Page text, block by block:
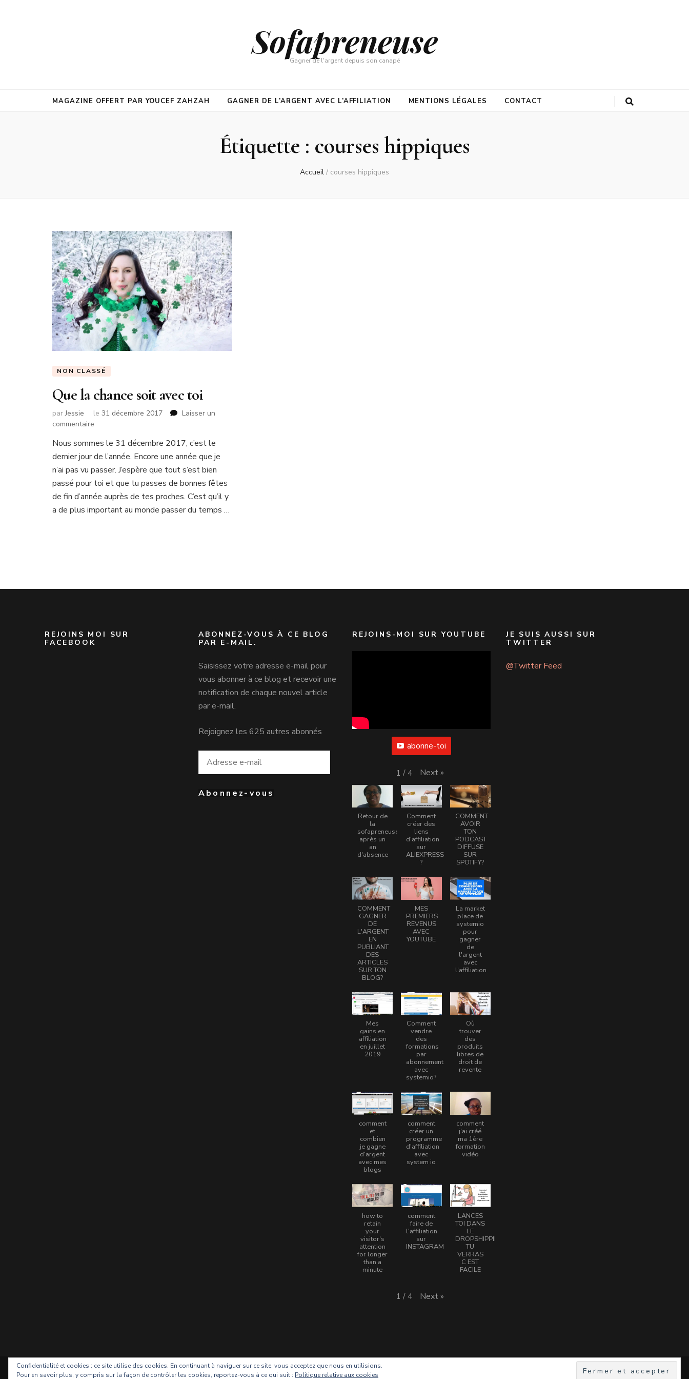
Sofapreneuse
Gagner de l'argent depuis son canapé
MAGAZINE OFFERT PAR YOUCEF ZAHZAH GAGNER DE L’ARGENT AVEC L’AFFILIATION MENTIONS LÉGALES CONTACT
Étiquette : courses hippiques
Accueil / courses hippiques
NON CLASSÉ
Que la chance soit avec toi
parJessie le 31 décembre 2017
Laisser un
commentaire
la
chance
soit
toi
Nous sommes le 31 décembre 2017, c’est le
dernier jour de l’année. Encore une année que je
n’ai pas vu passer. J’espère que tout s’est bien
passé pour toi et que tu passes de bonnes fêtes
de fin d’année auprès de tes proches. C’est qu’il y
a de plus important au monde passer du temps …
REJOINS MOI SUR
FACEBOOK
ABONNEZ-VOUS À CE BLOG
PAR E-MAIL.
Saisissez votre adresse e-mail pour
vous abonner à ce blog et recevoir une
notification de chaque nouvel article
par e-mail.
Rejoignez les 625 autres abonnés
Adresse
Abonnez-vous
REJOINS-MOI SUR YOUTUBE
abonne-toi
1 /4 Next»
Retour de
la
sofapreneuse
après un
an
d'absence
Comment
créer des
liens
d'affiliation
sur
ALIEXPRESS
?
COMMENT
AVOIR
TON
PODCAST
DIFFUSE
SUR
SPOTIFY?
COMMENT
GAGNER
DE
L'ARGENT
EN
PUBLIANT
DES
ARTICLES
SUR TON
BLOG?
MES
PREMIERS
REVENUS
AVEC
YOUTUBE
La market
place de
systemio
pour
gagner
de
l'argent
avec
l'affiliation
Mes
gains en
affiliation
en juillet
2019
Comment
vendre
des
formations
par
abonnement
avec
systemio?
Où
trouver
des
produits
libres de
droit de
revente
comment
et
combien
je gagne
d'argent
avec mes
blogs
comment
créer un
programme
d'affiliation
avec
system io
comment
j'ai créé
ma 1ère
formation
vidéo
how to
retain
your
visitor's
attention
for longer
than a
minute
comment
faire de
l'affiliation
sur
INSTAGRAM
LANCES
TOI DANS
LE
DROPSHIPPING
TU
VERRAS
C EST
FACILE
1 /4 Next»
JE SUIS AUSSI SUR
TWITTER
@Twitter Feed
2026 CopyrightSofapreneuse.Blossom Chic - Développé parBlossom Themes
Confidentialité et cookies : ce site utilise des cookies. En continuant à naviguer sur ce site, vous acceptez que nous en utilisions.
Pour en savoir plus, y compris sur la façon de contrôler les cookies, reportez-vous à ce qui suit : Politique relative aux cookies